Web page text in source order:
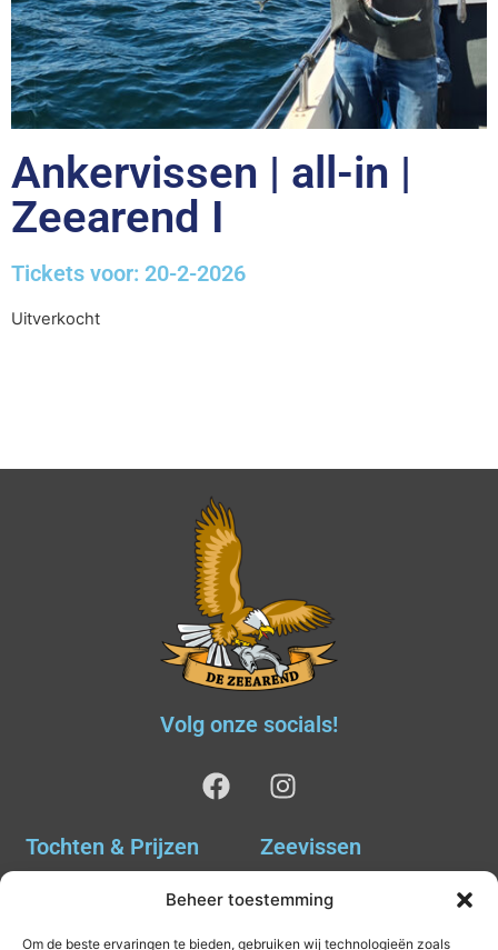
Beheer toestemming
Om de beste ervaringen te bieden, gebruiken wij technologieën zoals
Ankervissen | all-in |
Zeearend I
Tickets voor: 20-2-2026
Uitverkocht
Volg onze socials!
Tochten & Prijzen Zeevissen
Tochten & Prijzen